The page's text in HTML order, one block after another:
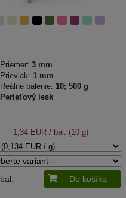
Priemer: 3 mm
Prievlak: 1 mm
Reálne balenie: 10; 500 g
Perleťový lesk
1,34 EUR / bal. (10 g)
bal. Do košíka